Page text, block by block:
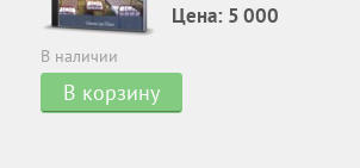
Цена: 5 000
В наличии
В корзину